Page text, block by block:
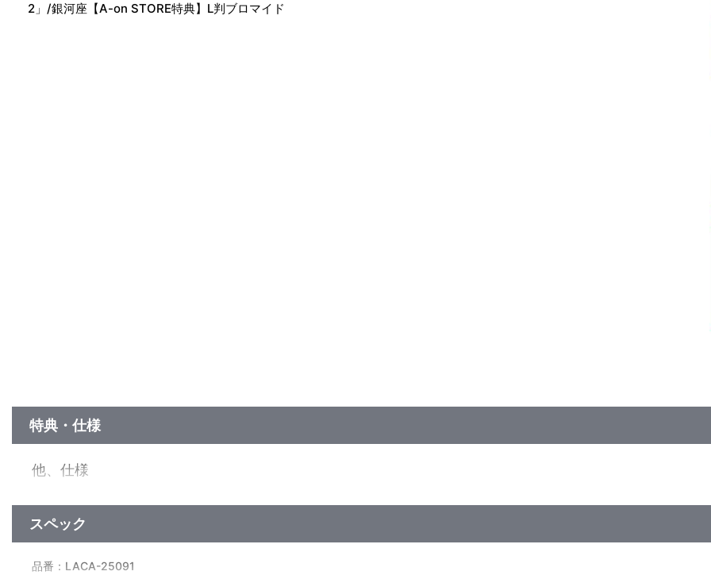
2」/銀河座【A-on STORE特典】L判ブロマイド
特典・仕様
他、仕様
スペック
品番：LACA-25091